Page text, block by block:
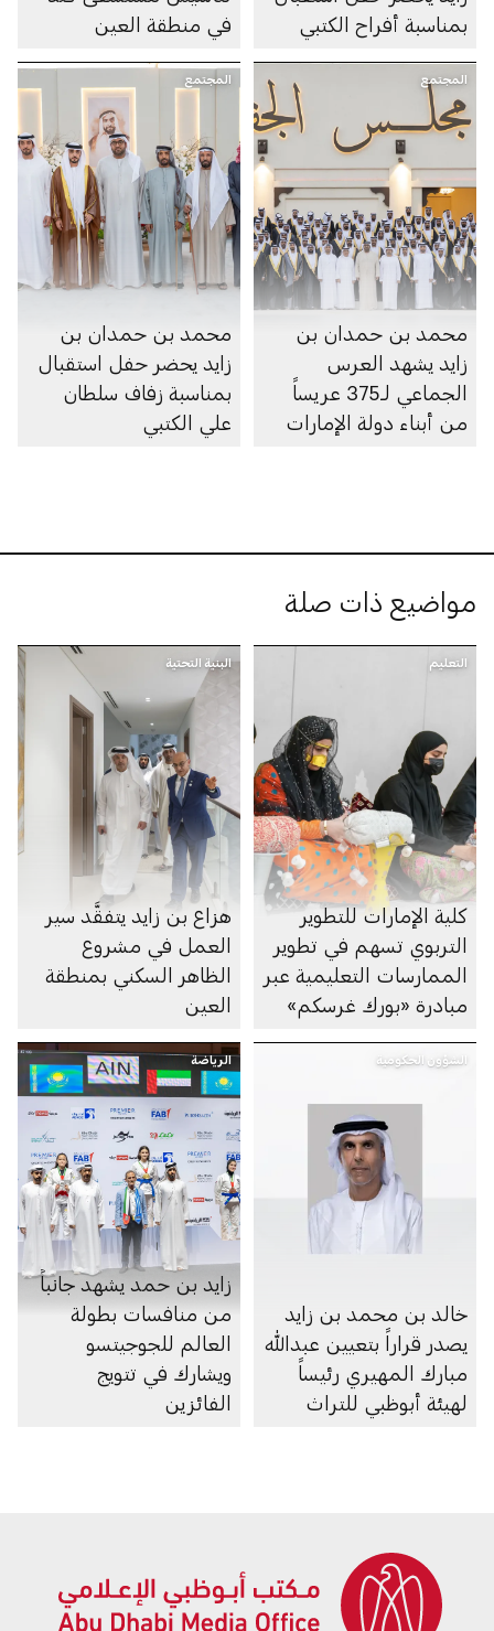
بمناسبة أفراح الكتبي
في منطقة العين
المجتمع
محمد بن حمدان بن
زايد يشهد العرس
الجماعي لـ375 عريساً
من أبناء دولة الإمارات
المجتمع
محمد بن حمدان بن
زايد يحضر حفل استقبال
بمناسبة زفاف سلطان
علي الكتبي
مواضيع ذات صلة
التعليم
كلية الإمارات للتطوير
التربوي تسهم في تطوير
الممارسات التعليمية عبر
مبادرة «بورك غرسكم»
البنية التحتية
هزاع بن زايد يتفقَّد سير
العمل في مشروع
الظاهر السكني بمنطقة
العين
الشؤون الحكومية
خالد بن محمد بن زايد
يصدر قراراً بتعيين عبدالله
مبارك المهيري رئيساً
لهيئة أبوظبي للتراث
الرياضة
زايد بن حمد يشهد جانباً
من منافسات بطولة
العالم للجوجيتسو
ويشارك في تتويج
الفائزين